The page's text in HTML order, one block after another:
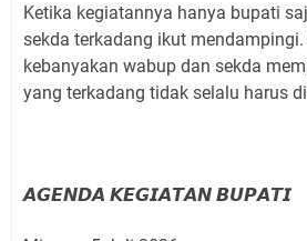
Ketika kegiatannya hanya bupati
sekda terkadang ikut
kebanyakan wabup dan sekda
yang terkadang tidak selalu harus
𝘼𝙂𝙀𝙉𝘿𝘼 𝙆𝙀𝙂𝙄𝘼𝙏𝘼𝙉